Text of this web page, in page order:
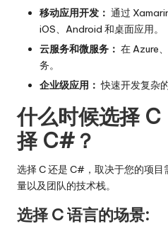
移动应用开发： 通过
iOS、Android 和桌面应用。
云服务和微服务： 在 Azure
务。
企业级应用： 快速开发复杂
什么时候选择
择 C#？
选择 C 还是 C#，取决于您的项
量以及团队的技术栈。
选择 C 语言的场景: